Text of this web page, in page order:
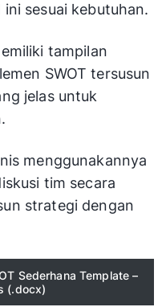
sesuai kebutuhan.
tampilan
SWOT tersusun
jelas untuk
menggunakannya
tim secara
strategi dengan
Sederhana Template –
(.docx)